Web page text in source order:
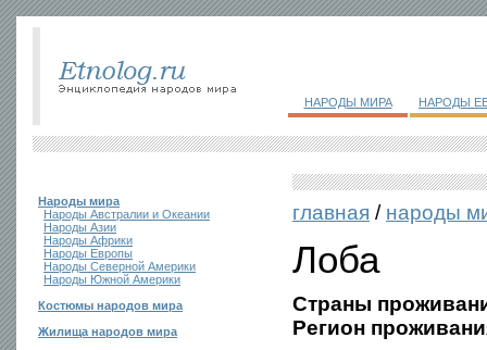
НАРОДЫ МИРА НАРОДЫ
Народы мира
Народы Австралии и Океании
Народы Азии
Народы Африки
Народы Европы
Народы Северной Америки
Народы Южной Америки
Костюмы народов мира
Жилища народов мира
главная / народы
Лоба
Страны
Регион